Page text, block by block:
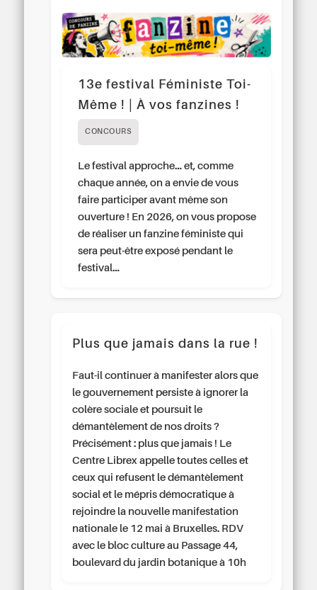
13e festival Féministe Toi-
Même ! | À vos fanzines !
CONCOURS
Le festival approche… et, comme
chaque année, on a envie de vous
faire participer avant même son
ouverture ! En 2026, on vous propose
de réaliser un fanzine féministe qui
sera peut-être exposé pendant le
festival…
Plus que jamais dans la rue !
Faut-il continuer à manifester alors que
le gouvernement persiste à ignorer la
colère sociale et poursuit le
démantèlement de nos droits ?
Précisément : plus que jamais ! Le
Centre Librex appelle toutes celles et
ceux qui refusent le démantèlement
social et le mépris démocratique à
rejoindre la nouvelle manifestation
nationale le 12 mai à Bruxelles. RDV
avec le bloc culture au Passage 44,
boulevard du jardin botanique à 10h